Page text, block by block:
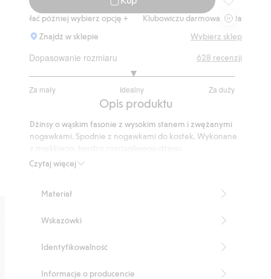
Jeansy
później wybierz opcję + Klubowiczu darmowa dostawa od 150 zł
Znajdź w sklepie
Wybierz sklep
Dopasowanie rozmiaru
Za mały Idealny Za duży
na
454
głosów
628 recenzji
Opis produktu
Czytaj więcej
Dżinsy o wąskim fasonie z wysokim stanem i zwężanymi
nogawkami. Spodnie z nogawkami do kostek. Wykonane
Wysoki stan
Bardzo rozciągliwy dżins
Wewnętrzna długość nogawki: 72 cm w rozmiarze
Numer artykułu:805044
Materiał
Wskazówki
Identyfikowalność
Informacje o producencie